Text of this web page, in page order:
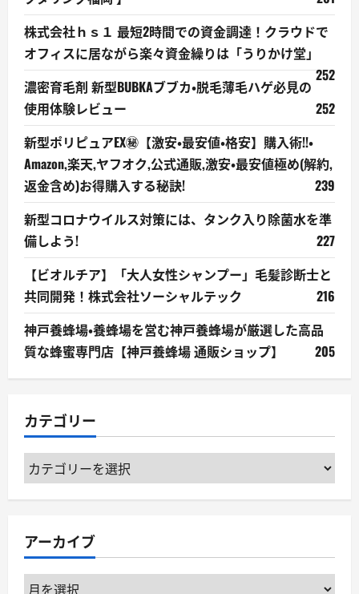
株式会社ｈｓ１ 最短2時間での資金調達！クラウドで
オフィスに居ながら楽々資金繰りは「うりかけ堂」
252
濃密育毛剤 新型BUBKAブブカ・脱毛薄毛ハゲ必見の
使用体験レビュー
252
新型ポリピュアEX㊙【激安・最安値・格安】購入術!!・
Amazon,楽天,ヤフオク,公式通販,激安・最安値極め(解約,
返金含め)お得購入する秘訣!
239
新型コロナウイルス対策には、タンク入り除菌水を準
備しよう!
227
【ビオルチア】「大人女性シャンプー」毛髪診断士と
共同開発！株式会社ソーシャルテック
216
神戸養蜂場・養蜂場を営む神戸養蜂場が厳選した高品
質な蜂蜜専門店【神戸養蜂場 通販ショップ】
205
カテゴリー
カ
テ
ゴ
ー
アーカイブ
ア